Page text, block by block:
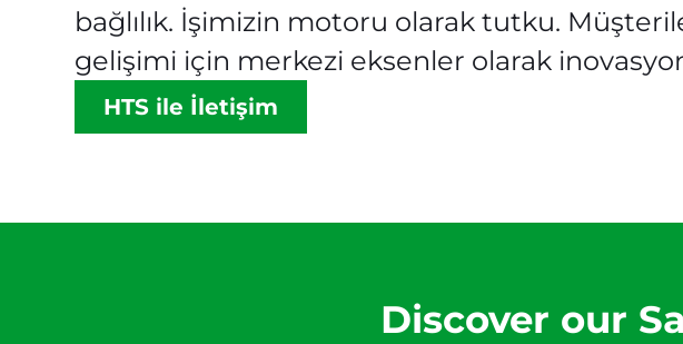
bağlılık. İşimizin motoru olarak tutku.
gelişimi için merkezi eksenler olarak
HTS ile İletişim
Discover our